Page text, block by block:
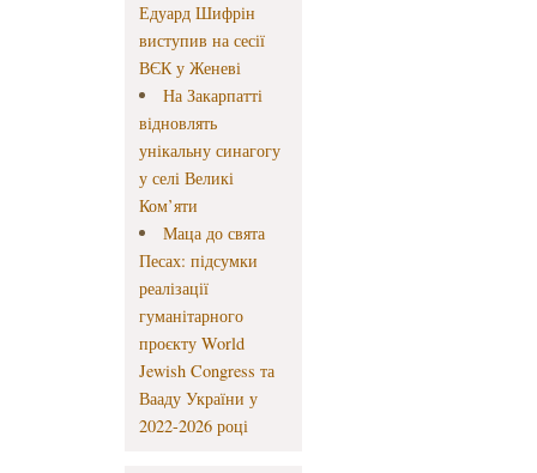
Едуард Шифрін
виступив на сесії
ВЄК у Женеві
На Закарпатті
відновлять
унікальну синагогу
у селі Великі
Ком’яти
Маца до свята
Песах: підсумки
реалізації
гуманітарного
проєкту World
Jewish Congress та
Вааду України у
2022-2026 році